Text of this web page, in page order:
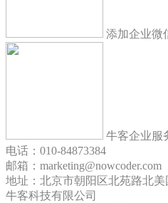
添加企业微
牛客企业服
电话：010-84873384
邮箱：marketing@nowcoder.com
地址：北京市朝阳区北苑路北
牛客科技有限公司